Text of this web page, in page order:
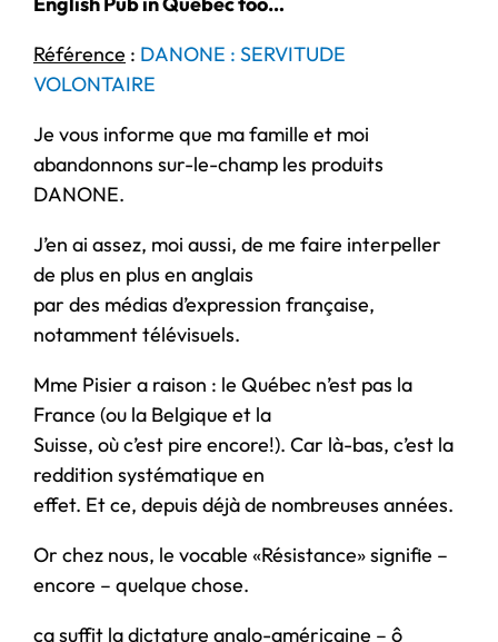
Référence : DANONE : SERVITUDE
VOLONTAIRE
Je vous informe que ma famille et moi
abandonnons sur-le-champ les produits
DANONE.
J’en ai assez, moi aussi, de me faire interpeller
de plus en plus en anglais
par des médias d’expression française,
notamment télévisuels.
Mme Pisier a raison : le Québec n’est pas la
France (ou la Belgique et la
Suisse, où c’est pire encore!). Car là-bas, c’est la
reddition systématique en
effet. Et ce, depuis déjà de nombreuses années.
Or chez nous, le vocable «Résistance» signifie –
encore – quelque chose.
ça suffit la dictature anglo-américaine – ô